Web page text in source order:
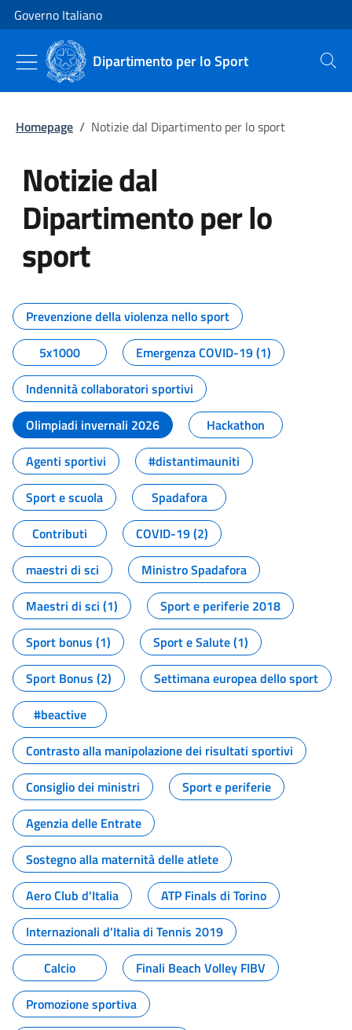
Vai al contenuto
Vai alla navigazione del sito
Governo Italiano
Dipartimento per lo Sport Cerca
Homepage / Notizie dal Dipartimento per lo sport
Notizie dal
Dipartimento per lo
sport
Tutti i contenuti della pagina
Prevenzione della violenza nello sport
5x1000
Emergenza COVID-19 (1)
Indennità collaboratori sportivi
Olimpiadi invernali 2026
Hackathon
Agenti sportivi
#distantimauniti
Sport e scuola
Spadafora
Contributi
COVID-19 (2)
maestri di sci
Ministro Spadafora
Maestri di sci (1)
Sport e periferie 2018
Sport bonus (1)
Sport e Salute (1)
Sport Bonus (2)
Settimana europea dello sport
#beactive
Contrasto alla manipolazione dei risultati sportivi
Consiglio dei ministri
Sport e periferie
Agenzia delle Entrate
Sostegno alla maternità delle atlete
Aero Club d'Italia
ATP Finals di Torino
Internazionali d'Italia di Tennis 2019
Calcio
Finali Beach Volley FIBV
Promozione sportiva